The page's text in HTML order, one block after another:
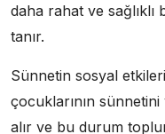
daha rahat ve
tanır.
Sünnetin sosyal
çocuklarının
alır ve bu durum